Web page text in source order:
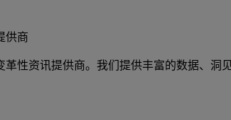
供商
革性资讯提供商。我们提供丰富的数据、